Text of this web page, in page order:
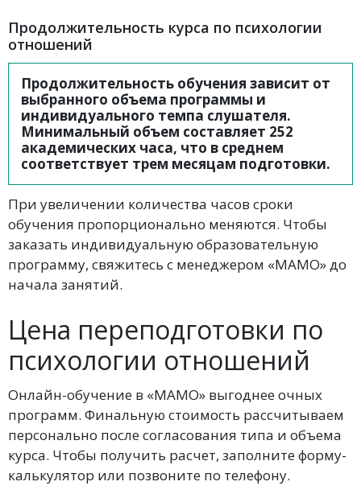
Продолжительность курса по психологии
отношений
Продолжительность обучения зависит от
выбранного объема программы и
индивидуального темпа слушателя.
Минимальный объем составляет 252
академических часа, что в среднем
соответствует трем месяцам подготовки.
При увеличении количества часов сроки
обучения пропорционально меняются. Чтобы
заказать индивидуальную образовательную
программу, свяжитесь с менеджером «МАМО» до
начала занятий.
Цена переподготовки по
психологии отношений
Онлайн-обучение в «МАМО» выгоднее очных
программ. Финальную стоимость рассчитываем
персонально после согласования типа и объема
курса. Чтобы получить расчет, заполните форму-
калькулятор или позвоните по телефону.